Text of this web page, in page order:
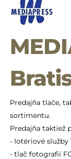
Predajňa tlače,
sortimentu.
Predajňa taktiež
- lotériové služby
- tlač fotografií